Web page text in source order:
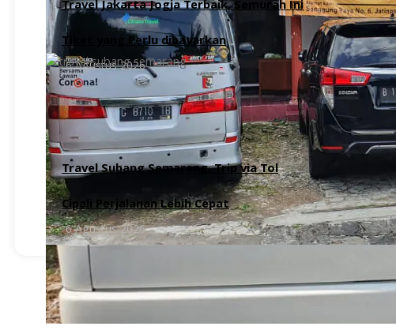
Travel Jakarta Jogja Terbaik, Semurah Ini
Tiket yang Perlu dibayarkan
6 Agustus 2026
Travel Subang Semarang, Trip via Tol
Cipali Perjalanan Lebih Cepat
6 Agustus 2026